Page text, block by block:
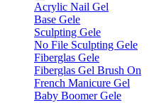
Acrylic Nail Gel
Base Gele
Sculpting Gele
No File Sculpting Gele
Fiberglas Gele
Fiberglas Gel Brush On
French Manicure Gel
Baby Boomer Gele